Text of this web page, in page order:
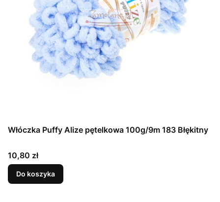
Włóczka Puffy Alize pętelkowa 100g/9m 183 Błękitny
Cena
10,80 zł
Do koszyka